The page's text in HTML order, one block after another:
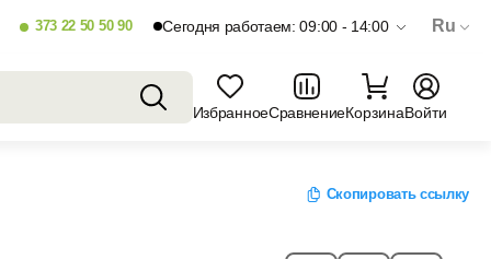
373 22 50 50 90 Сегодня работаем: 09:00 - 14:00 Ru
ИзбранноеСравнениеКорзинаВойти
Скопировать ссылку